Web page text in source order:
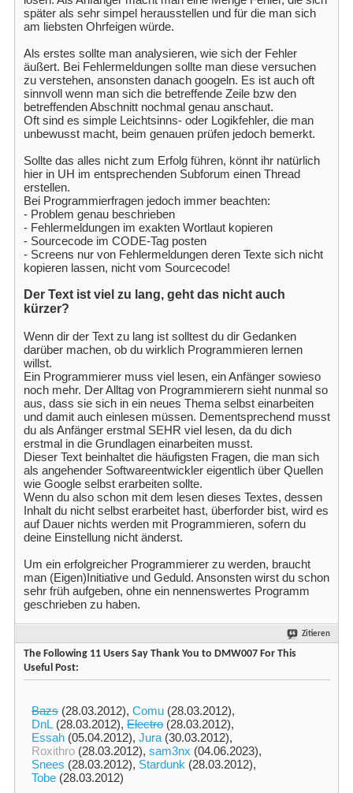
später als sehr simpel herausstellen und für die man sich
am liebsten Ohrfeigen würde.
Als erstes sollte man analysieren, wie sich der Fehler
äußert. Bei Fehlermeldungen sollte man diese versuchen
zu verstehen, ansonsten danach googeln. Es ist auch oft
sinnvoll wenn man sich die betreffende Zeile bzw den
betreffenden Abschnitt nochmal genau anschaut.
Oft sind es simple Leichtsinns- oder Logikfehler, die man
unbewusst macht, beim genauen prüfen jedoch bemerkt.
Sollte das alles nicht zum Erfolg führen, könnt ihr natürlich
hier in UH im entsprechenden Subforum einen Thread
erstellen.
Bei Programmierfragen jedoch immer beachten:
- Problem genau beschrieben
- Fehlermeldungen im exakten Wortlaut kopieren
- Sourcecode im CODE-Tag posten
- Screens nur von Fehlermeldungen deren Texte sich nicht
kopieren lassen, nicht vom Sourcecode!
Der Text ist viel zu lang, geht das nicht auch
kürzer?
Wenn dir der Text zu lang ist solltest du dir Gedanken
darüber machen, ob du wirklich Programmieren lernen
willst.
Ein Programmierer muss viel lesen, ein Anfänger sowieso
noch mehr. Der Alltag von Programmierern sieht nunmal so
aus, dass sie sich in ein neues Thema selbst einarbeiten
und damit auch einlesen müssen. Dementsprechend musst
du als Anfänger erstmal SEHR viel lesen, da du dich
erstmal in die Grundlagen einarbeiten musst.
Dieser Text beinhaltet die häufigsten Fragen, die man sich
als angehender Softwareentwickler eigentlich über Quellen
wie Google selbst erarbeiten sollte.
Wenn du also schon mit dem lesen dieses Textes, dessen
Inhalt du nicht selbst erarbeitet hast, überforder bist, wird es
auf Dauer nichts werden mit Programmieren, sofern du
deine Einstellung nicht änderst.
Um ein erfolgreicher Programmierer zu werden, braucht
man (Eigen)Initiative und Geduld. Ansonsten wirst du schon
sehr früh aufgeben, ohne ein nennenswertes Programm
geschrieben zu haben.
Zitieren
The Following 11 Users Say Thank You to DMW007 For This
Useful Post:
Bazs (28.03.2012), Comu (28.03.2012),
DnL (28.03.2012), Electro (28.03.2012),
Essah (05.04.2012), Jura (30.03.2012),
Roxithro (28.03.2012), sam3nx (04.06.2023),
Snees (28.03.2012), Stardunk (28.03.2012),
Tobe (28.03.2012)